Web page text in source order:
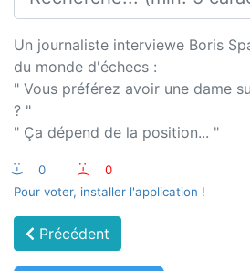
Un journaliste interviewe Boris
du monde d'échecs :
" Vous préférez avoir une dame
? "
" Ça dépend de la position... "
:-) 0 :-(
0
Pour voter, installer l'application !
Précédent